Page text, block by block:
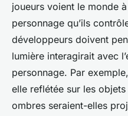
joueurs voient le monde
personnage qu’ils
développeurs doivent
lumière interagirait avec
personnage. Par
elle reflétée sur les
ombres seraient-elles